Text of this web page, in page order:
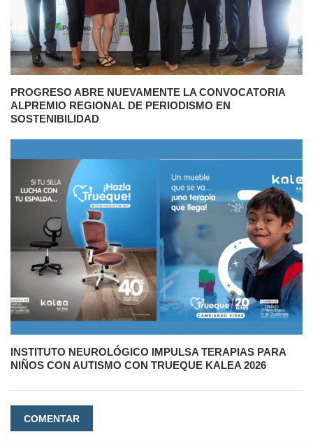
PROGRESO ABRE NUEVAMENTE LA CONVOCATORIA
ALPREMIO REGIONAL DE PERIODISMO EN
SOSTENIBILIDAD
INSTITUTO NEUROLÓGICO IMPULSA TERAPIAS PARA
NIÑOS CON AUTISMO CON TRUEQUE KALEA 2026
COMENTAR